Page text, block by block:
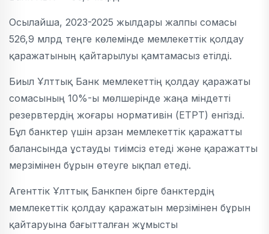
Осылайша, 2023-2025 жылдары жалпы сомасы
526,9 млрд теңге көлемінде мемлекеттік қолдау
қаражатының қайтарылуы қамтамасыз етілді.
Биыл Ұлттық Банк мемлекеттің қолдау қаражаты
сомасының 10%-ы мөлшерінде жаңа міндетті
резервтердің жоғары нормативін (ЕТРТ) енгізді.
Бұл банктер үшін арзан мемлекеттік қаражатты
балансында ұстауды тиімсіз етеді және қаражатты
мерзімінен бұрын өтеуге ықпал етеді.
Агенттік Ұлттық Банкпен бірге банктердің
мемлекеттік қолдау қаражатын мерзімінен бұрын
қайтаруына бағытталған жұмысты